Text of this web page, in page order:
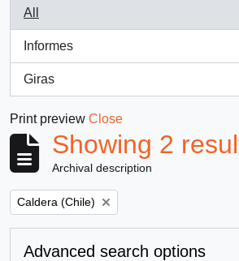
All
Informes
, 2 results
Giras
, 1 results
Print preview Close
Showing 2
Archival description
Remove filter:
Caldera (Chile)
Advanced search options